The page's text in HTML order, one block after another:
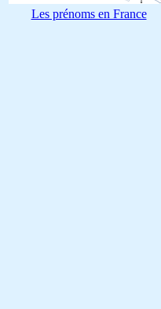
Les prénoms en France